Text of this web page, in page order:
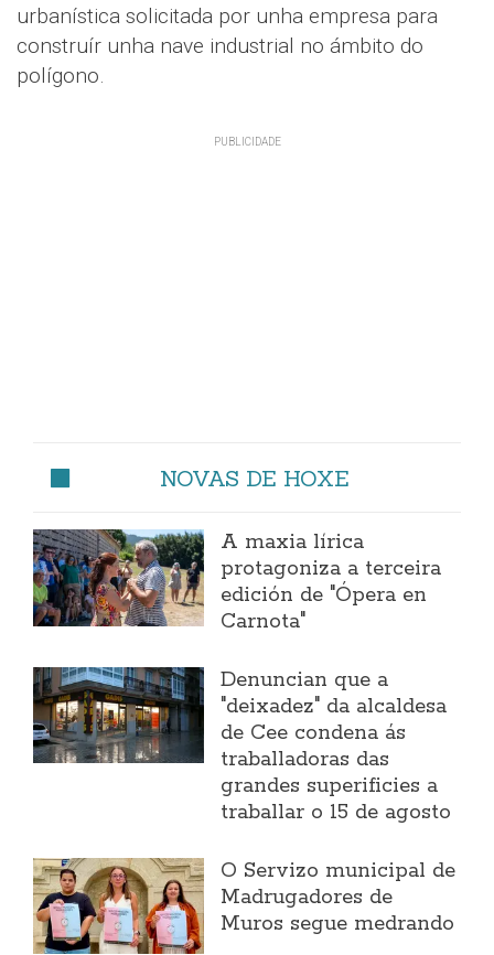
urbanística solicitada por unha empresa para
construír unha nave industrial no ámbito do
polígono.
NOVAS DE HOXE
A maxia lírica
protagoniza a terceira
edición de "Ópera en
Carnota"
Denuncian que a
"deixadez" da alcaldesa
de Cee condena ás
traballadoras das
grandes superificies a
traballar o 15 de agosto
O Servizo municipal de
Madrugadores de
Muros segue medrando